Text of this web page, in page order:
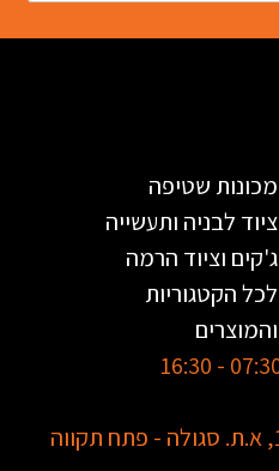
מכונות שטיפה
ציוד לבניה ותעשייה
ג'קים וציוד הרמה
לכל הקטגוריות
והמוצרים